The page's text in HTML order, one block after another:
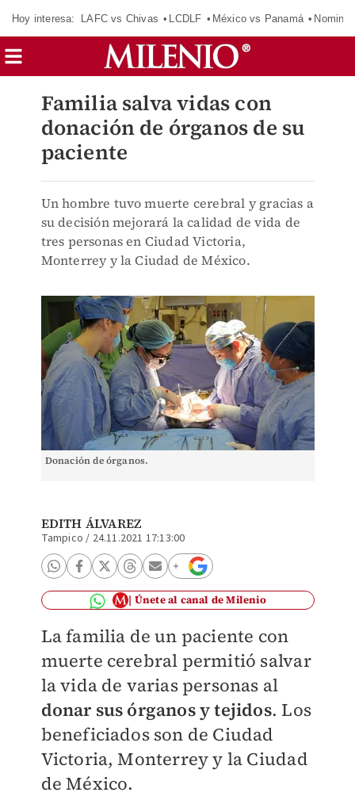
Hoy interesa: LAFC vs Chivas LCDLF México vs Panamá
Familia salva vidas con
donación de órganos de su
paciente
Un hombre tuvo muerte cerebral y gracias a
su decisión mejorará la calidad de vida de
tres personas en Ciudad Victoria,
Monterrey y la Ciudad de México.
Donación de órganos.
EDITH ÁLVAREZ
Tampico / 24.11.2021 17:13:00
Únete al canal de Milenio
La familia de un paciente con
muerte cerebral permitió salvar
la vida de varias personas al
donar sus órganos y tejidos. Los
beneficiados son de Ciudad
Victoria, Monterrey y la Ciudad
de México.